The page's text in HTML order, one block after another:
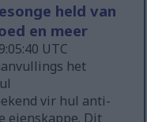
held van
en meer
UTC
het
vir hul anti-
eienskappe. Dit